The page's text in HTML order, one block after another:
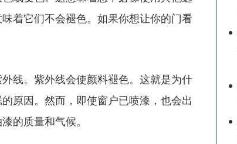
着它们不会褪色。如果你想让你的门看
线。紫外线会使颜料褪色。这就是为什
原因。然而，即使窗户已喷漆，也会出
的质量和气候。